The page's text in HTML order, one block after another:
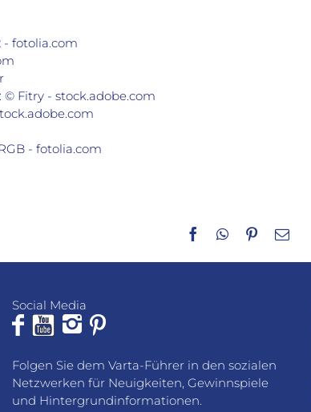
fotolia.com
Fitry - stock.adobe.com
- fotolia.com
Facebook
WhatsApp
Pinterest
E-
Social Media
Folgen Sie dem Varta-Führer in den sozialen
Netzwerken für Neuigkeiten, Gewinnspiele
und Hintergrundinformationen.